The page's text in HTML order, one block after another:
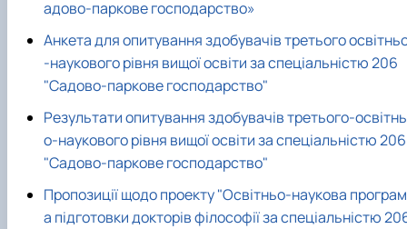
адово-паркове господарство»
Анкета для опитування здобувачів третього
-наукового рівня вищої освіти за спеціальністю 206
"Садово-паркове господарство"
Результати опитування здобувачів третього-освітнь
о-наукового рівня вищої освіти за спеціальністю 206
"Садово-паркове господарство"
Пропозиції щодо проекту "Освітньо-наукова програм
а підготовки докторів філософії за спеціальністю